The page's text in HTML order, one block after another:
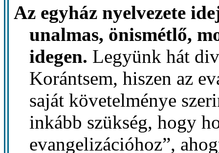
Az egyház nyelvezete
unalmas, önismétlő,
idegen. Legyünk hát
Korántsem, hiszen az
saját követelménye
inkább szükség, hogy
evangelizációhoz”,